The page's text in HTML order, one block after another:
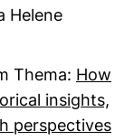
Helene
Thema: How
insights,
perspectives